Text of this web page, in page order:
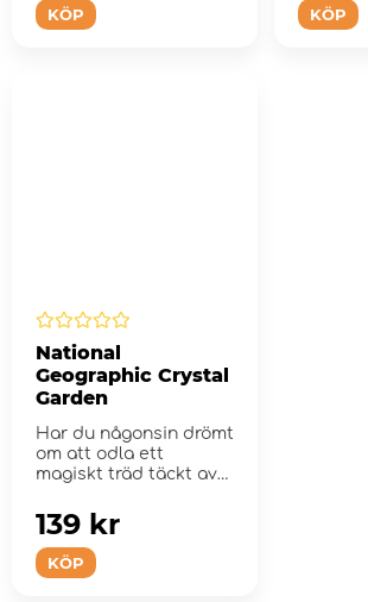
KÖP KÖP
National
Geographic Crystal
Garden
Har du någonsin drömt
om att odla ett
magiskt träd täckt av
KÖP
139 kr